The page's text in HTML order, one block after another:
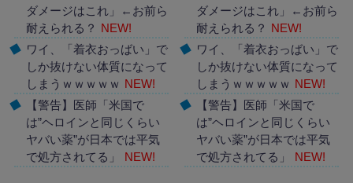
ダメージはこれ」←お前ら
耐えられる？
NEW!
ワイ、「着衣おっばい」で
しか抜けない体質になって
しまうｗｗｗｗｗ NEW!
【警告】医師「米国で
は”ヘロインと同じくらい
ヤバい薬”が日本では平気
で処方されてる」
NEW!
ダメージはこれ」←お前ら
耐えられる？
NEW!
ワイ、「着衣おっばい」で
しか抜けない体質になって
しまうｗｗｗｗｗ NEW!
【警告】医師「米国で
は”ヘロインと同じくらい
ヤバい薬”が日本では平気
で処方されてる」
NEW!